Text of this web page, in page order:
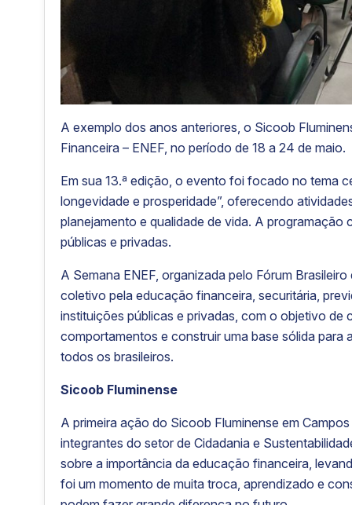
A exemplo dos anos anteriores, o Sicoob
Financeira – ENEF, no período de 18 a 24 de maio.
Em sua 13.ª edição, o evento foi focado no tema
longevidade e prosperidade”, oferecendo
planejamento e qualidade de vida. A
públicas e privadas.
A Semana ENEF, organizada pelo Fórum
coletivo pela educação financeira, securitária,
instituições públicas e privadas, com o objetivo de
comportamentos e construir uma base sólida
todos os brasileiros.
Sicoob Fluminense
A primeira ação do Sicoob Fluminense em
integrantes do setor de Cidadania e
sobre a importância da educação financeira,
foi um momento de muita troca, aprendizado e